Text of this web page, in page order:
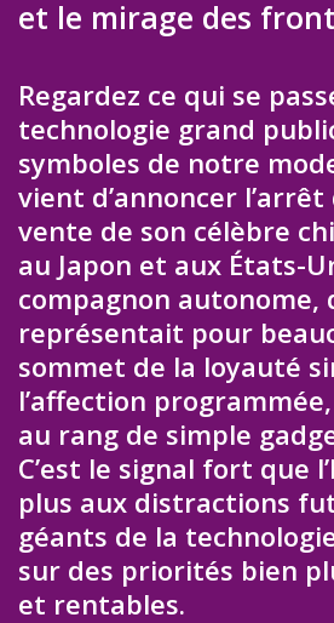
et le mirage des
Regardez ce qui se
technologie grand
symboles de notre
vient d’annoncer
vente de son célèbre
au Japon et aux États-
compagnon autonome,
représentait pour
sommet de la loyauté
l’affection
au rang de simple
C’est le signal fort que
plus aux distractions
géants de la
sur des priorités bien
et rentables.